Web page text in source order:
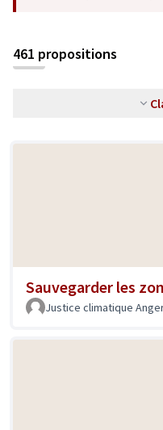
461 propositions
Sauvegarder les
Justice climatique